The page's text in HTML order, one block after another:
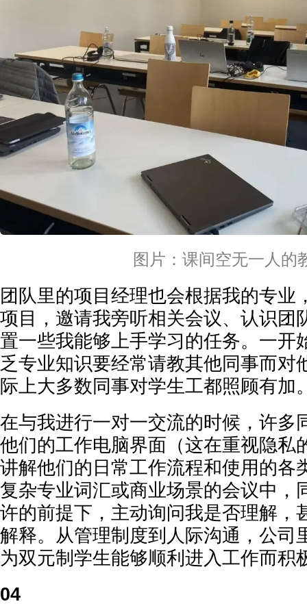
图片：课间空无一人的
团队里的项目经理也会根据我的专业
项目，邀请我旁听相关会议、认识团
置一些我能够上手学习的任务。一开
乏专业知识要经常请教其他同事而对
际上大多数同事对学生工都照顾有加
在与我进行一对一交流的时候，许多
他们的工作电脑界面（这在重视隐私
讲解他们的日常工作流程和使用的各
复杂专业词汇或商业场景的会议中，
许的前提下，主动询问我是否理解，
解释。从管理制度到人际沟通，公司
为双元制学生能够顺利进入工作而积
04